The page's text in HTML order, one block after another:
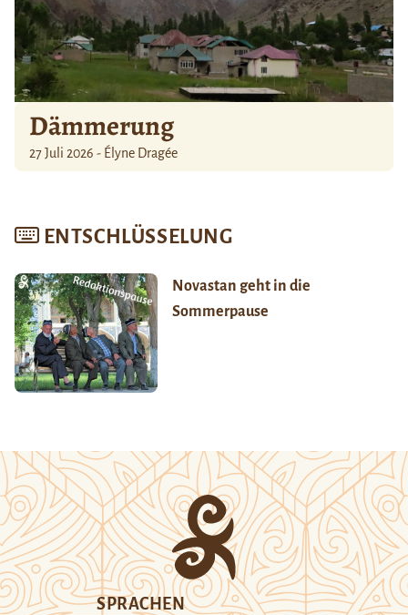
Dämmerung
27 Juli 2026 - Élyne Dragée
ENTSCHLÜSSELUNG
Novastan geht in die
Sommerpause
SPRACHEN